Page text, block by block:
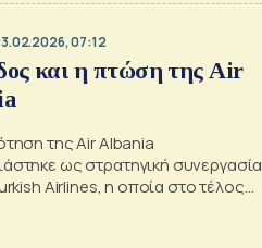
07:12
και η πτώση της Air
της Air Albania
ως στρατηγική συνεργασία
Airlines, η οποία στο τέλος